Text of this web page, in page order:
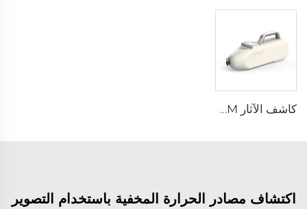
كاشف الآثار SEED-PM
اكتشاف مصادر الحرارة المخفية باستخدام التصوير